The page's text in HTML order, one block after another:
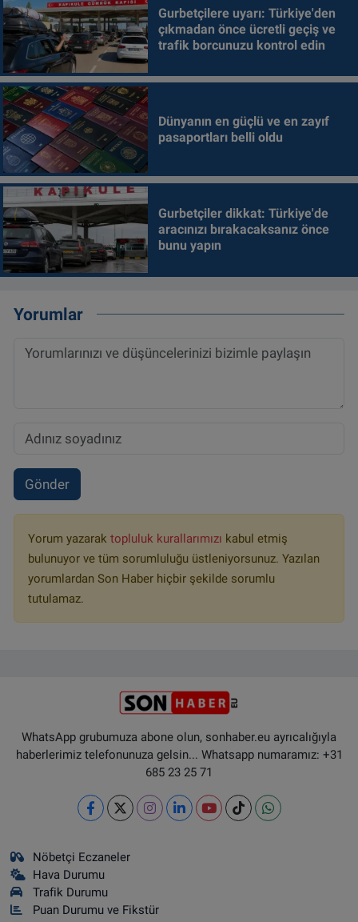
Gurbetçilere uyarı: Türkiye'den
çıkmadan önce ücretli geçiş ve
trafik borcunuzu kontrol edin
Dünyanın en güçlü ve en zayıf
pasaportları belli oldu
Gurbetçiler dikkat: Türkiye'de
aracınızı bırakacaksanız önce
bunu yapın
Yorumlar
Gönder
Yorum yazarak topluluk kurallarımızı kabul etmiş
bulunuyor ve tüm sorumluluğu üstleniyorsunuz. Yazılan
yorumlardan Son Haber hiçbir şekilde sorumlu
tutulamaz.
WhatsApp grubumuza abone olun, sonhaber.eu ayrıcalığıyla
haberlerimiz telefonunuza gelsin... Whatsapp numaramız: +31
685 23 25 71
Nöbetçi Eczaneler
Hava Durumu
Trafik Durumu
Puan Durumu ve Fikstür